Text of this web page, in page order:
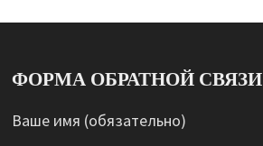
ФОРМА ОБРАТНОЙ СВЯЗИ
Ваше имя (обязательно)